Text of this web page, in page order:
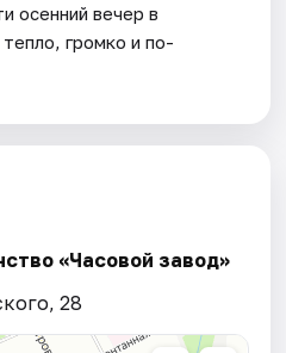
осенний вечер в
громко и по-
«Часовой завод»
28